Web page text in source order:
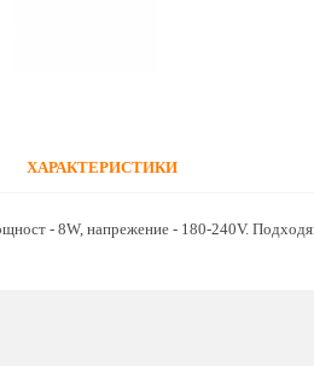
ХАРАКТЕРИСТИКИ
- 8W, напрежение - 180-240V.